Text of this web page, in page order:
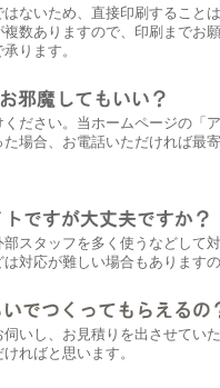
ないため、直接印刷すること
数ありますので、印刷までお
ります。
ださい。当ホームページの「
場合、お電話いただければ最
スタッフを多く使うなどして
は対応が難しい場合もあります
いし、お見積りを出させてい
ればと思います。